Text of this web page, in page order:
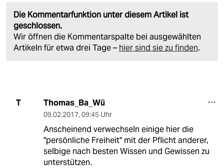
Die Kommentarfunktion unter diesem Artikel ist
geschlossen.
Wir öffnen die Kommentarspalte bei ausgewählten
Artikeln für etwa drei Tage – hier sind sie zu finden.
T Thomas_Ba_Wü
09.02.2017, 09:45 Uhr
Anscheinend verwechseln einige hier die
"persönliche Freiheit" mit der Pflicht anderer,
selbige nach besten Wissen und Gewissen zu
unterstützen.